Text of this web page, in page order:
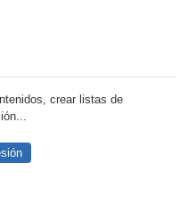
crear listas de